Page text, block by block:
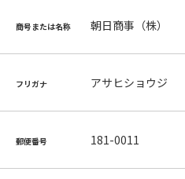
商号または名称 朝日商事（株）
フリガナ アサヒショウジ
郵便番号 181-0011